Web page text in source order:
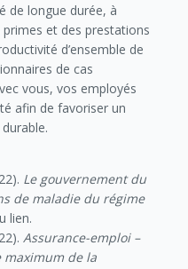
de longue durée, à
et des prestations
d’ensemble de
de cas
vous, vos employés
afin de favoriser un
Le gouvernement du
de maladie du régime
lien.
Assurance-emploi –
de la